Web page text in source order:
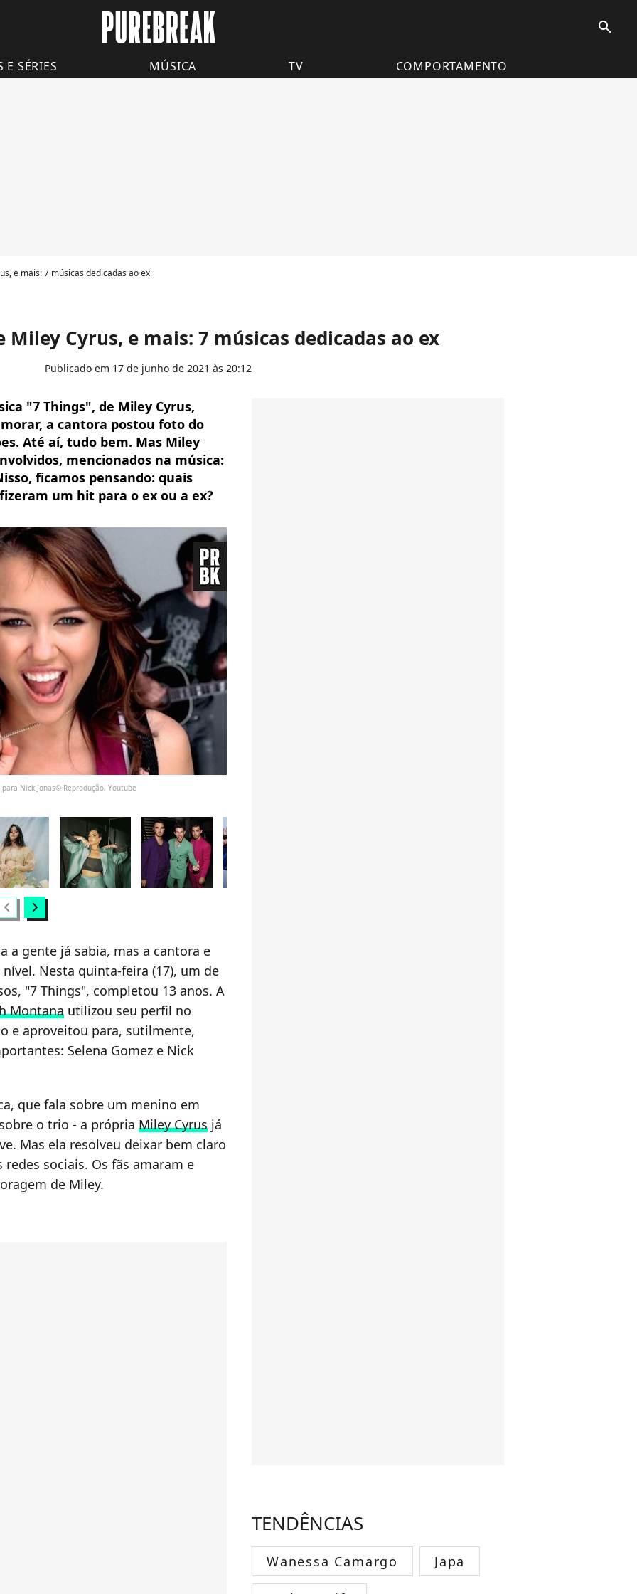
search
E SÉRIES MÚSICA TV COMPORTAMENTO
e mais: 7 músicas dedicadas ao ex
Miley Cyrus, e mais: 7 músicas dedicadas ao ex
Publicado em 17 de junho de 2021 às 20:12
"7 Things", de Miley Cyrus,
a cantora postou foto do
Até aí, tudo bem. Mas Miley
mencionados na música:
ficamos pensando: quais
um hit para o ex ou a ex?
Nick Jonas© Reprodução, Youtube
chevron_left chevron_right
a gente já sabia, mas a cantora e
Nesta quinta-feira (17), um de
"7 Things", completou 13 anos. A
Montana utilizou seu perfil no
e aproveitou para, sutilmente,
Selena Gomez e Nick
que fala sobre um menino em
o trio - a própria Miley Cyrus já
Mas ela resolveu deixar bem claro
sociais. Os fãs amaram e
de Miley.
TENDÊNCIAS
Wanessa Camargo Japa